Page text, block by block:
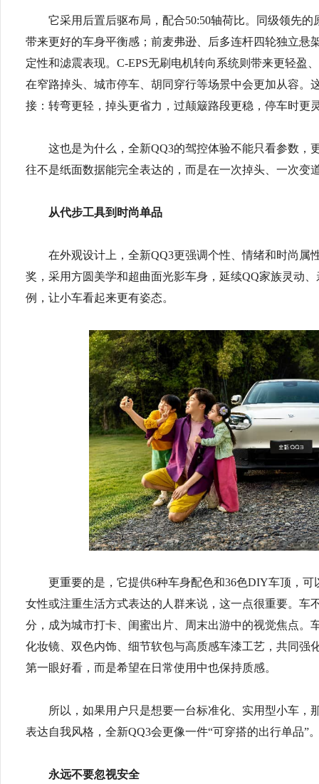
它采用后置后驱布局，配合50:50轴荷比。同级领先
带来更好的车身平衡感；前麦弗逊、后多连杆四轮独立悬
定性和滤震表现。C-EPS无刷电机转向系统则带来更轻盈
在窄路掉头、城市停车、胡同穿行等场景中会更加从容。
接：转弯更轻，掉头更省力，过颠簸路段更稳，停车时更
这也是为什么，全新QQ3的驾控体验不能只看参数，
往不是纸面数据能完全表达的，而是在一次掉头、一次变
从代步工具到时尚单品
在外观设计上，全新QQ3更强调个性、情绪和时尚属
奖，采用方圆美学和超曲面光影车身，延续QQ家族灵动
例，让小车看起来更有姿态。
更重要的是，它提供6种车身配色和36色DIY车顶，
女性或注重生活方式表达的人群来说，这一点很重要。车
分，成为城市打卡、闺蜜出片、周末出游中的视觉焦点。
化妆镜、双色内饰、细节软包与高质感车漆工艺，共同强
第一眼好看，而是希望在日常使用中也保持质感。
所以，如果用户只是想要一台标准化、实用型小车，
表达自我风格，全新QQ3会更像一件“可穿搭的出行单品”
永远不要忽视安全